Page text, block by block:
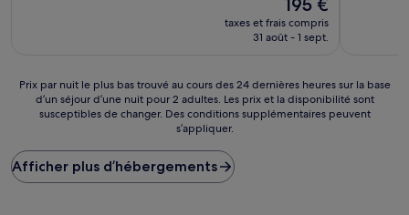
nouveau
prix
195 €
taxes et frais compris
31 août - 1 sept.
Prix
plus
bas
trouvé
Prix par nuit le plus bas trouvé au cours des 24 dernières heures sur la base
d’un séjour d’une nuit pour 2 adultes. Les prix et la disponibilité sont
susceptibles de changer. Des conditions supplémentaires peuvent
s’appliquer.
Afficher plus d’hébergements